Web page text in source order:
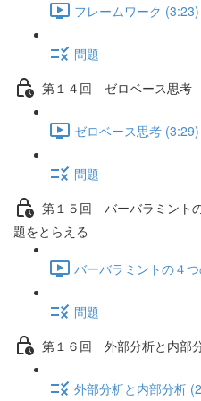
フレームワーク (3:23)
問題
第１４回 ゼロベース思考
ゼロベース思考 (3:29)
問題
第１５回 バーバラミント
題をとらえる
バーバラミントの４
問題
第１６回 外部分析と内部
外部分析と内部分析